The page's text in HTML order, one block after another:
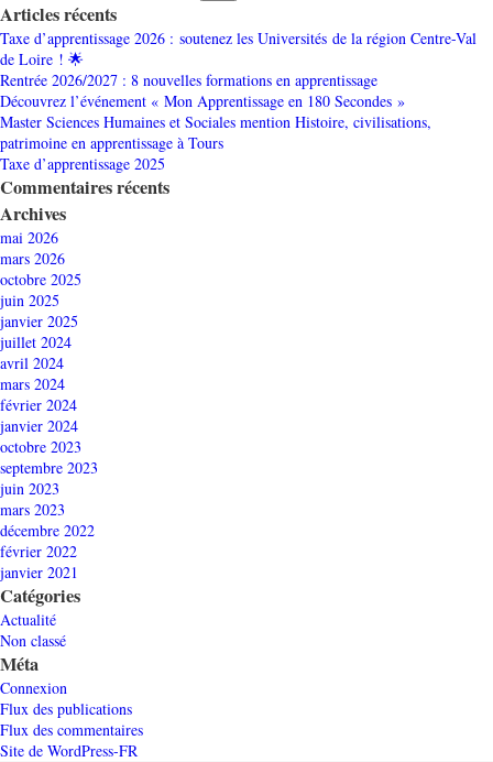
Articles récents
Taxe d’apprentissage 2026 : soutenez les Universités de la région Centre-Val
de Loire ! 🌟
Rentrée 2026/2027 : 8 nouvelles formations en apprentissage
Découvrez l’événement « Mon Apprentissage en 180 Secondes »
Master Sciences Humaines et Sociales mention Histoire, civilisations,
patrimoine en apprentissage à Tours
Taxe d’apprentissage 2025
Commentaires récents
Archives
mai 2026
mars 2026
octobre 2025
juin 2025
janvier 2025
juillet 2024
avril 2024
mars 2024
février 2024
janvier 2024
octobre 2023
septembre 2023
juin 2023
mars 2023
décembre 2022
février 2022
janvier 2021
Catégories
Actualité
Non classé
Méta
Connexion
Flux des publications
Flux des commentaires
Site de WordPress-FR